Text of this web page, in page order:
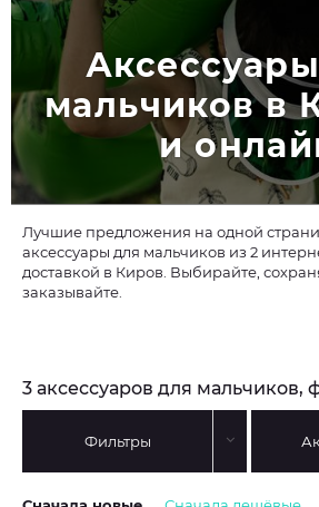
мальчиков в
и
Лучшие предложения на одной
аксессуары для мальчиков из 2
доставкой в Киров. Выбирайте,
заказывайте.
3 аксессуаров для мальчиков,
Фильтры